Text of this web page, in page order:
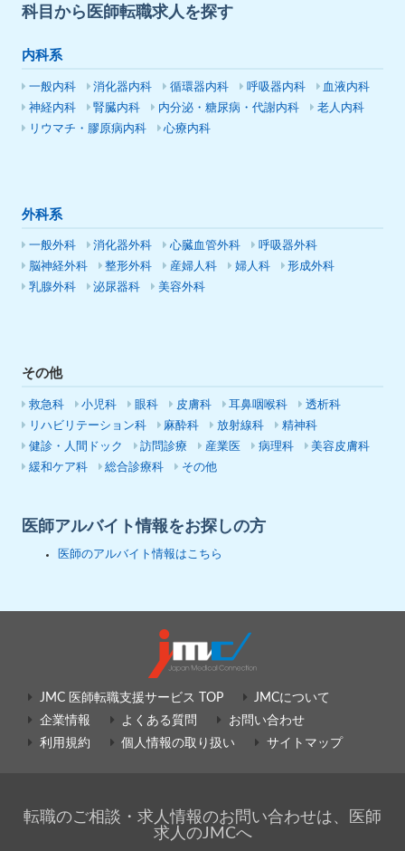
科目から医師転職求人を探す
内科系
一般内科 消化器内科 循環器内科 呼吸器内科
血液内科
神経内科
腎臓内科 内分泌・糖尿病・代謝内科
老人内科
リウマチ・膠原病内科
心療内科
外科系
一般外科 消化器外科 心臓血管外科
呼吸器外科
脳神経外科
整形外科 産婦人科 婦人科
形成外科
乳腺外科
泌尿器科 美容外科
その他
救急科 小児科 眼科 皮膚科 耳鼻咽喉科
透析科
リハビリテーション科
麻酔科 放射線科
精神科
健診・人間ドック
訪問診療 産業医 病理科
美容皮膚科
緩和ケア科
総合診療科 その他
医師アルバイト情報をお探しの方
医師のアルバイト情報はこちら
JMC 医師転職支援サービス TOP
JMCについて
企業情報
よくある質問
お問い合わせ
利用規約
個人情報の取り扱い サイトマップ
転職のご相談・求人情報のお問い合わせは、医師
求人のJMCへ